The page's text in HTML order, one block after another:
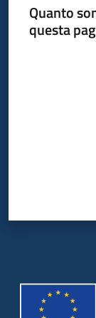
Quanto
questa